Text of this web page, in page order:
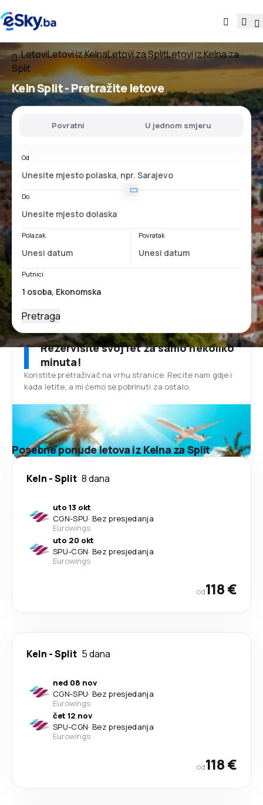
LetoviLetovi iz KelnaLetovi za SplitLetovi iz Kelna za
Split
Keln Split- Pretražite letove
Povratni U jednom smjeru
Od
Do
Polazak Povratak
Putnici
Pretraga
Rezervišite svoj let za samo nekoliko
minuta!
Koristite pretraživač na vrhu stranice. Recite nam gdje i
kada letite, a mi ćemo se pobrinuti za ostalo.
Posebne ponude letova iz Kelna za Split
Keln -Split 8 dana
uto 13 okt
CGN-SPU· Bez presjedanja
Eurowings
uto 20 okt
SPU-CGN· Bez presjedanja
Eurowings
od118 €
Keln -Split 5 dana
ned 08 nov
CGN-SPU· Bez presjedanja
Eurowings
čet 12 nov
SPU-CGN· Bez presjedanja
Eurowings
od118 €